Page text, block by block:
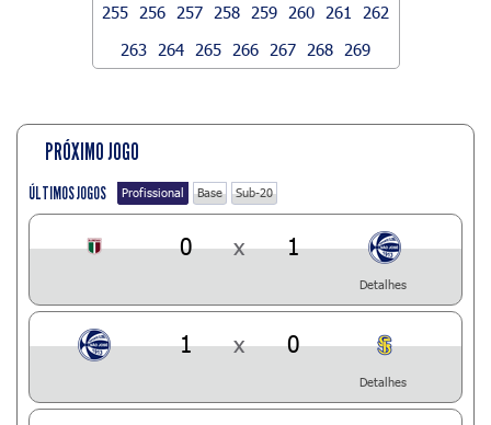
255
256 257 258 259 260 261
262
263
264 265 266 267 268 269
PRÓXIMO JOGO
ÚLTIMOS JOGOS Profissional Base Sub-20
0 x 1
Detalhes
1 x 0
Detalhes